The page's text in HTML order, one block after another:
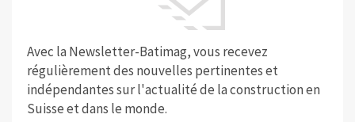
Avec la Newsletter-Batimag, vous recevez
régulièrement des nouvelles pertinentes et
indépendantes sur l'actualité de la construction en
Suisse et dans le monde.